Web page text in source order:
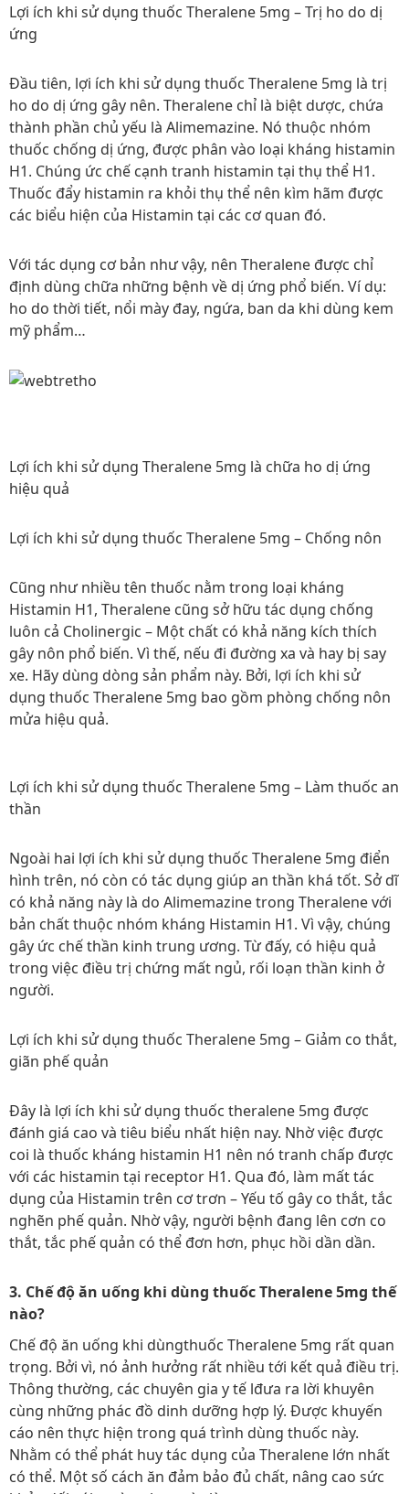
Lợi ích khi sử dụng thuốc Theralene 5mg – Trị ho do dị
ứng
Đầu tiên, lợi ích khi sử dụng thuốc Theralene 5mg là trị
ho do dị ứng gây nên. Theralene chỉ là biệt dược, chứa
thành phần chủ yếu là Alimemazine. Nó thuộc nhóm
thuốc chống dị ứng, được phân vào loại kháng histamin
H1. Chúng ức chế cạnh tranh histamin tại thụ thể H1.
Thuốc đẩy histamin ra khỏi thụ thể nên kìm hãm được
các biểu hiện của Histamin tại các cơ quan đó.
Với tác dụng cơ bản như vậy, nên Theralene được chỉ
định dùng chữa những bệnh về dị ứng phổ biến. Ví dụ:
ho do thời tiết, nổi mày đay, ngứa, ban da khi dùng kem
mỹ phẩm…
Lợi ích khi sử dụng Theralene 5mg là chữa ho dị ứng
hiệu quả
Lợi ích khi sử dụng thuốc Theralene 5mg – Chống nôn
Cũng như nhiều tên thuốc nằm trong loại kháng
Histamin H1, Theralene cũng sở hữu tác dụng chống
luôn cả Cholinergic – Một chất có khả năng kích thích
gây nôn phổ biến. Vì thế, nếu đi đường xa và hay bị say
xe. Hãy dùng dòng sản phẩm này. Bởi, lợi ích khi sử
dụng thuốc Theralene 5mg bao gồm phòng chống nôn
mửa hiệu quả.
Lợi ích khi sử dụng thuốc Theralene 5mg – Làm thuốc an
thần
Ngoài hai lợi ích khi sử dụng thuốc Theralene 5mg điển
hình trên, nó còn có tác dụng giúp an thần khá tốt. Sở dĩ
có khả năng này là do Alimemazine trong Theralene với
bản chất thuộc nhóm kháng Histamin H1. Vì vậy, chúng
gây ức chế thần kinh trung ương. Từ đấy, có hiệu quả
trong việc điều trị chứng mất ngủ, rối loạn thần kinh ở
người.
Lợi ích khi sử dụng thuốc Theralene 5mg – Giảm co thắt,
giãn phế quản
Đây là lợi ích khi sử dụng thuốc theralene 5mg được
đánh giá cao và tiêu biểu nhất hiện nay. Nhờ việc được
coi là thuốc kháng histamin H1 nên nó tranh chấp được
với các histamin tại receptor H1. Qua đó, làm mất tác
dụng của Histamin trên cơ trơn – Yếu tố gây co thắt, tắc
nghẽn phế quản. Nhờ vậy, người bệnh đang lên cơn co
thắt, tắc phế quản có thể đơn hơn, phục hồi dần dần.
3. Chế độ ăn uống khi dùng thuốc Theralene 5mg thế
nào?
Chế độ ăn uống khi dùngthuốc Theralene 5mg rất quan
trọng. Bởi vì, nó ảnh hưởng rất nhiều tới kết quả điều trị.
Thông thường, các chuyên gia y tế lđưa ra lời khuyên
cùng những phác đồ dinh dưỡng hợp lý. Được khuyến
cáo nên thực hiện trong quá trình dùng thuốc này.
Nhằm có thể phát huy tác dụng của Theralene lớn nhất
có thể. Một số cách ăn đảm bảo đủ chất, nâng cao sức